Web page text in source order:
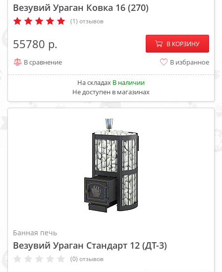
Везувий Ураган Ковка 16 (270)
(1) отзывов
55780 − +
В КОРЗИНУ
В сравнение В избранное
На складах В наличии
Не доступен в магазинах
Банная печь
Везувий Ураган Стандарт 12 (ДТ-3)
(0) отзывов